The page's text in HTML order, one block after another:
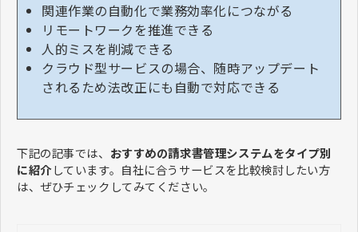
関連作業の自動化で業務効率化につながる
リモートワークを推進できる
人的ミスを削減できる
クラウド型サービスの場合、随時アップデート
されるため法改正にも自動で対応できる
下記の記事では、 おすすめの請求書管理システムをタイプ別
に紹介しています。自社に合うサービスを比較検討したい方
は、ぜひチェックしてみてください。